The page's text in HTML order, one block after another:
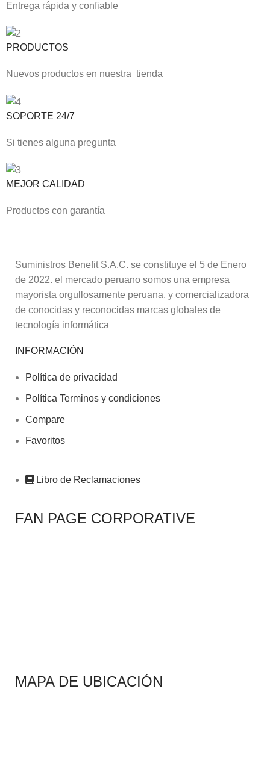
Entrega rápida y confiable
PRODUCTOS
Nuevos productos en nuestra tienda
SOPORTE 24/7
Si tienes alguna pregunta
MEJOR CALIDAD
Productos con garantía
Suministros Benefit S.A.C. se constituye el 5 de Enero
de 2022. el mercado peruano somos una empresa
mayorista orgullosamente peruana, y comercializadora
de conocidas y reconocidas marcas globales de
tecnología informática
INFORMACIÓN
Política de privacidad
Política Terminos y condiciones
Compare
Favoritos
Libro de Reclamaciones
FAN PAGE CORPORATIVE
MAPA DE UBICACIÓN